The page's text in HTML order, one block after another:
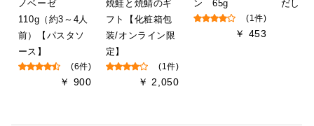
ノベーゼ
110g（約3～4人
前）【パスタソ
ース】
(6件)
￥ 900
焼鮭と焼鯖のギ
フト【化粧箱包
装/オンライン限
定】
(1件)
￥ 2,050
ン 65g
(1件)
￥ 453
だし